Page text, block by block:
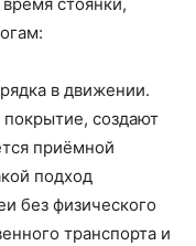
в движении.
создают
приёмной
подход
без физического
транспорта и